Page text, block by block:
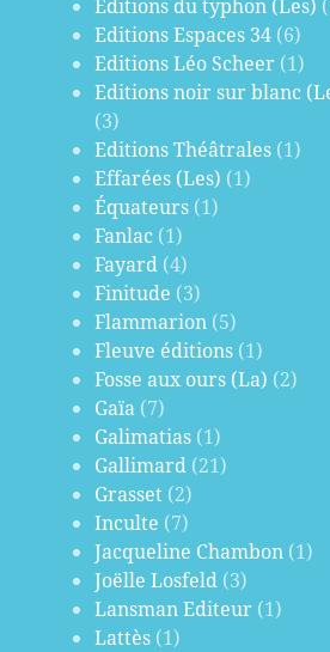
Editions du typhon (Les)
Editions Espaces 34 (6)
Editions Léo Scheer (1)
Editions noir sur blanc
(3)
Editions Théâtrales (1)
Effarées (Les) (1)
Équateurs (1)
Fanlac (1)
Fayard (4)
Finitude (3)
Flammarion (5)
Fleuve éditions (1)
Fosse aux ours (La) (2)
Gaïa (7)
Galimatias (1)
Gallimard (21)
Grasset (2)
Inculte (7)
Jacqueline Chambon (1)
Joëlle Losfeld (3)
Lansman Editeur (1)
Lattès (1)